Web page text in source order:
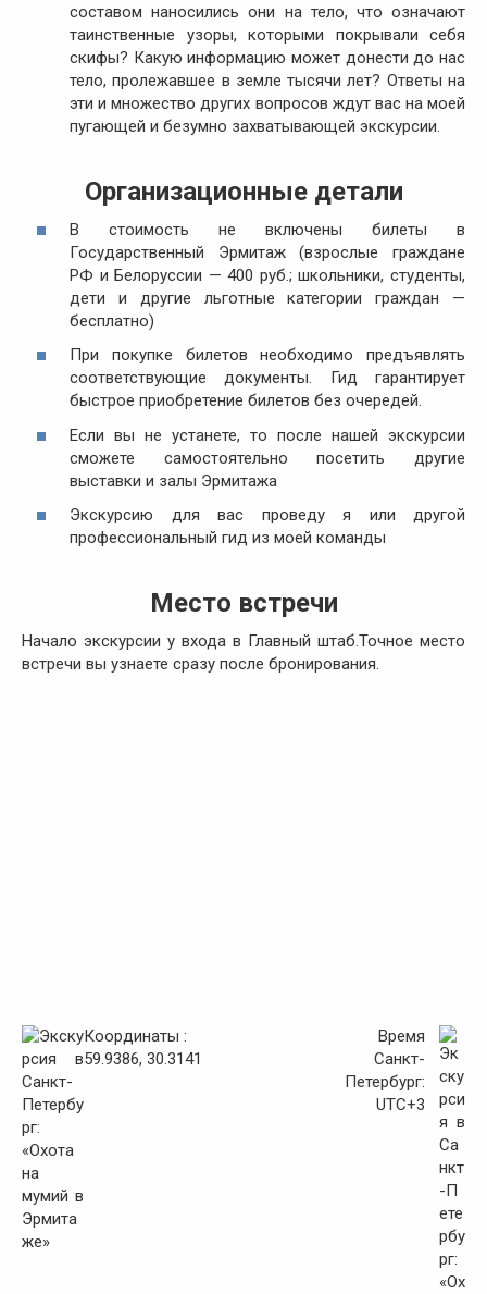
составом наносились они на тело, что означают
таинственные узоры, которыми покрывали себя
скифы? Какую информацию может донести до нас
тело, пролежавшее в земле тысячи лет? Ответы на
эти и множество других вопросов ждут вас на моей
пугающей и безумно захватывающей экскурсии.
Организационные детали
В стоимость не включены билеты в
Государственный Эрмитаж (взрослые граждане
РФ и Белоруссии — 400 руб.; школьники, студенты,
дети и другие льготные категории граждан —
бесплатно)
При покупке билетов необходимо предъявлять
соответствующие документы. Гид гарантирует
быстрое приобретение билетов без очередей.
Если вы не устанете, то после нашей экскурсии
сможете самостоятельно посетить другие
выставки и залы Эрмитажа
Экскурсию для вас проведу я или другой
профессиональный гид из моей команды
Место встречи
Начало экскурсии у входа в Главный штаб.Точное место
встречи вы узнаете сразу после бронирования.
Координаты :
59.9386, 30.3141
Время
Санкт-
Петербург:
UTC+3